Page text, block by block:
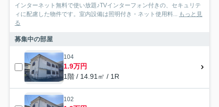
インターネット無料で使い放題♪TVインターフォン付きの、セキュリテ
ィに配慮した物件です。室内設備は照明付き・ネット使用料... もっと見
る
募集中の部屋
104
1.9万円
1階 / 14.91㎡ / 1R
102